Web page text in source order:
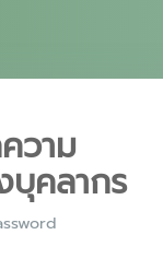
วาม
บุคลากร